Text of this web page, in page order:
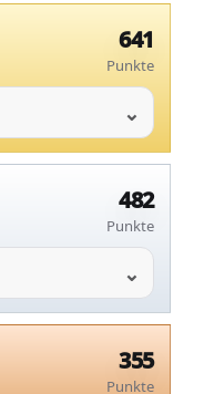
641
Punkte
482
Punkte
355
Punkte